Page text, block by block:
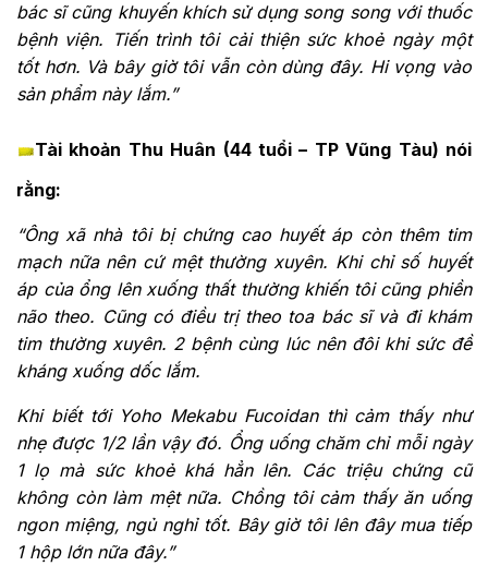
bác sĩ cũng khuyến khích sử dụng song song với thuốc
bệnh viện. Tiến trình tôi cải thiện sức khoẻ ngày một
tốt hơn. Và bây giờ tôi vẫn còn dùng đây. Hi vọng vào
sản phẩm này lắm.”
Tài khoản Thu Huân (44 tuổi – TP Vũng Tàu) nói
rằng:
“Ông xã nhà tôi bị chứng cao huyết áp còn thêm tim
mạch nữa nên cứ mệt thường xuyên. Khi chỉ số huyết
áp của ổng lên xuống thất thường khiến tôi cũng phiền
não theo. Cũng có điều trị theo toa bác sĩ và đi khám
tim thường xuyên. 2 bệnh cùng lúc nên đôi khi sức đề
kháng xuống dốc lắm.
Khi biết tới Yoho Mekabu Fucoidan thì cảm thấy như
nhẹ được 1/2 lần vậy đó. Ổng uống chăm chỉ mỗi ngày
1 lọ mà sức khoẻ khá hẳn lên. Các triệu chứng cũ
không còn làm mệt nữa. Chồng tôi cảm thấy ăn uống
ngon miệng, ngủ nghỉ tốt. Bây giờ tôi lên đây mua tiếp
1 hộp lớn nữa đây.”